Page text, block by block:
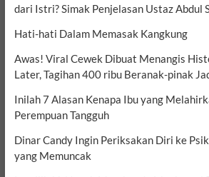
dari Istri? Simak Penjelasan Ustaz Abdul
Hati-hati Dalam Memasak Kangkung
Awas! Viral Cewek Dibuat Menangis
Later, Tagihan 400 ribu Beranak-pinak
Inilah 7 Alasan Kenapa Ibu yang
Perempuan Tangguh
Dinar Candy Ingin Periksakan Diri ke
yang Memuncak